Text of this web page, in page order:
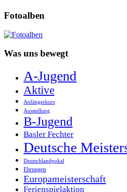
Fotoalben
Was uns bewegt
A-Jugend
Aktive
Anfängerkurs
Ausstellung
B-Jugend
Basler Fechter
Deutsche
Deutschlandpokal
Ehrungen
Europameisterschaft
Ferienspielaktion